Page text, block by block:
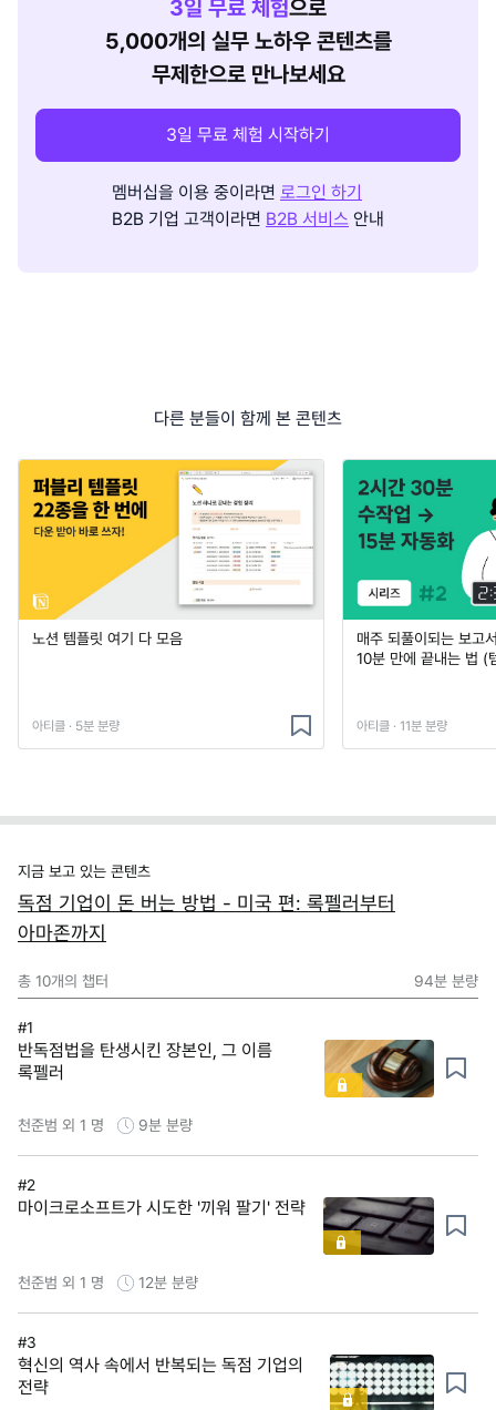
3일 무료 체험으로
5,000개의 실무 노하우 콘텐츠를
무제한으로 만나보세요
3일 무료 체험 시작하기
멤버십을 이용 중이라면 로그인 하기
B2B 기업 고객이라면 B2B 서비스 안내
다른 분들이 함께 본 콘텐츠
노션 템플릿 여기 다 모음
아티클 · 5분 분량
매주 되풀이되는 보고
10분 만에 끝내는 법 (
아티클 · 11분 분량
지금 보고 있는 콘텐츠
독점 기업이 돈 버는 방법 - 미국 편: 록펠러부터
아마존까지
총 10개의 챕터 94분 분량
#1
반독점법을 탄생시킨 장본인, 그 이름
록펠러
천준범 외 1 명 9분 분량
#2
마이크로소프트가 시도한 '끼워 팔기' 전략
천준범 외 1 명 12분 분량
#3
혁신의 역사 속에서 반복되는 독점 기업의
전략